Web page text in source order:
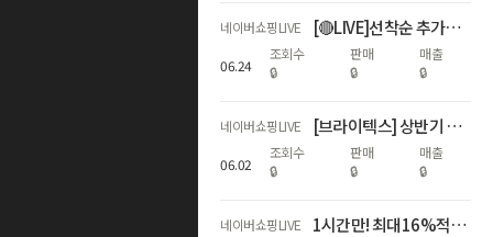
네이버쇼핑LIVE [🔴LIVE]선착순 추가할인+최대17%적립!역대급 하기스 브랜드데이🎈
06.24
조회수
🔒
판매
🔒
매출
🔒
네이버쇼핑LIVE [브라이텍스] 상반기 결산, WINNERS FAIR
06.02
조회수
🔒
판매
🔒
매출
🔒
네이버쇼핑LIVE 1시간만! 최대16%적립🌊휴가지원 왔썸머🌊